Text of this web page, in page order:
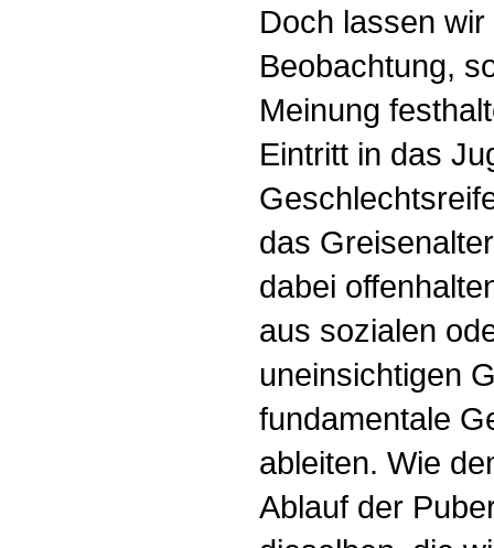
Doch lassen
Beobachtung,
Meinung
Eintritt in das
das
dabei
aus sozialen
uneinsichtigen
fundamentale
ableiten. Wie
Ablauf der